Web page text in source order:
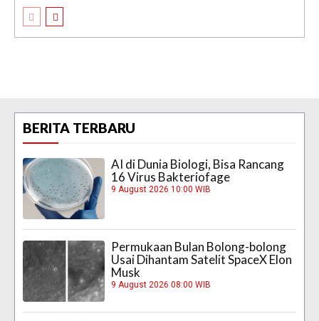
BERITA TERBARU
AI di Dunia Biologi, Bisa Rancang
16 Virus Bakteriofage
9 August 2026 10:00 WIB
Permukaan Bulan Bolong-bolong
Usai Dihantam Satelit SpaceX Elon
Musk
9 August 2026 08:00 WIB